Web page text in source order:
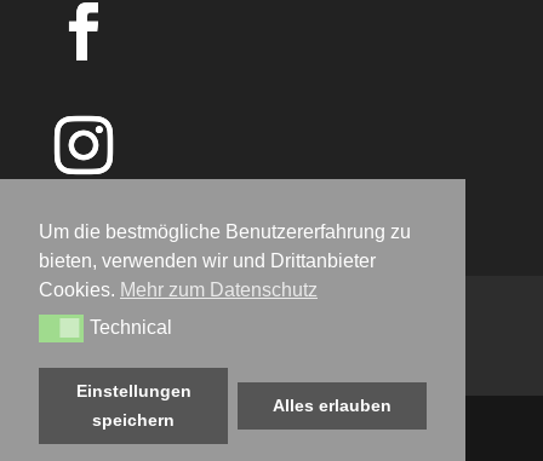
AGB
WIDERRUFSRECHT
VERSANDARTEN
Um die bestmögliche Benutzererfahrung zu
bieten, verwenden wir und Drittanbieter
Cookies. Mehr zum Datenschutz
TechnicalTechnical
Einstellungen
speichern
Alles erlauben